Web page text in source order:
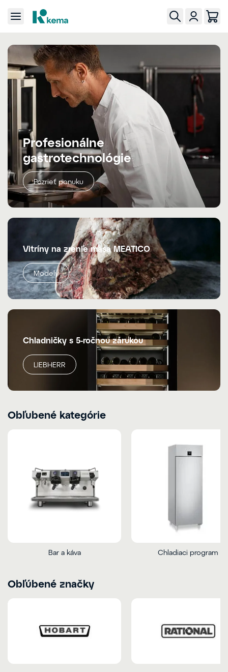
Profesionálne
gastrotechnológie
Pozrieť ponuku
Vitríny na zrenie mäsa MEATICO
Modely
Chladničky s 5-ročnou zárukou
LIEBHERR
Obľubené kategórie
Bar a káva Chladiaci program
Obľúbené značky